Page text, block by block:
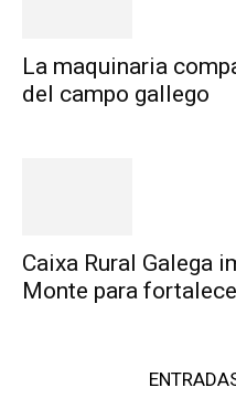
La maquinaria
del campo gallego
Caixa Rural Galega
Monte para